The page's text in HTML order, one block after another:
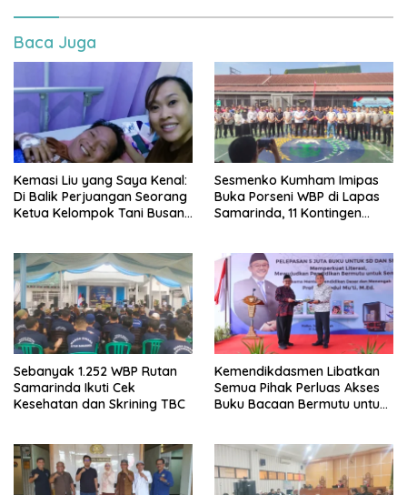
Baca Juga
Kemasi Liu yang Saya Kenal:
Di Balik Perjuangan Seorang
Ketua Kelompok Tani Busang
Sesmenko Kumham Imipas
Buka Porseni WBP di Lapas
Samarinda, 11 Kontingen
Sebanyak 1.252 WBP Rutan
Samarinda Ikuti Cek
Kesehatan dan Skrining TBC
Kemendikdasmen Libatkan
Semua Pihak Perluas Akses
Buku Bacaan Bermutu untuk